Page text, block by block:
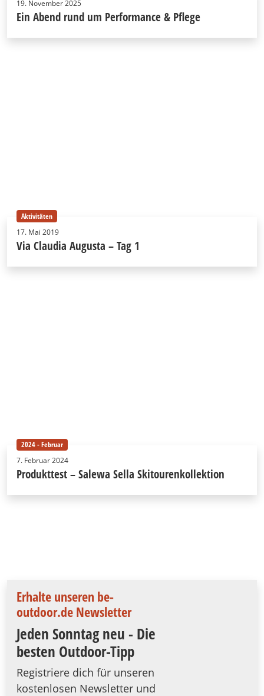
19. November 2025
Ein Abend rund um Performance & Pflege
Aktivitäten
17. Mai 2019
Via Claudia Augusta – Tag 1
2024 - Februar
7. Februar 2024
Produkttest – Salewa Sella Skitourenkollektion
Erhalte unseren be-
outdoor.de Newsletter
Jeden Sonntag neu - Die
besten Outdoor-Tipp
Registriere dich für unseren
kostenlosen Newsletter und